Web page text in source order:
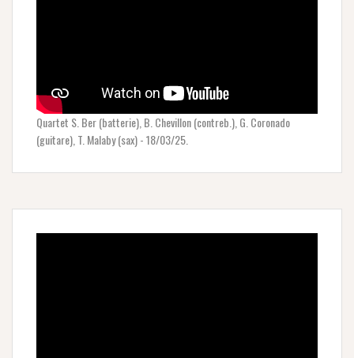
Quartet S. Ber (batterie), B. Chevillon (contreb.), G. Coronado
(guitare), T. Malaby (sax) - 18/03/25.